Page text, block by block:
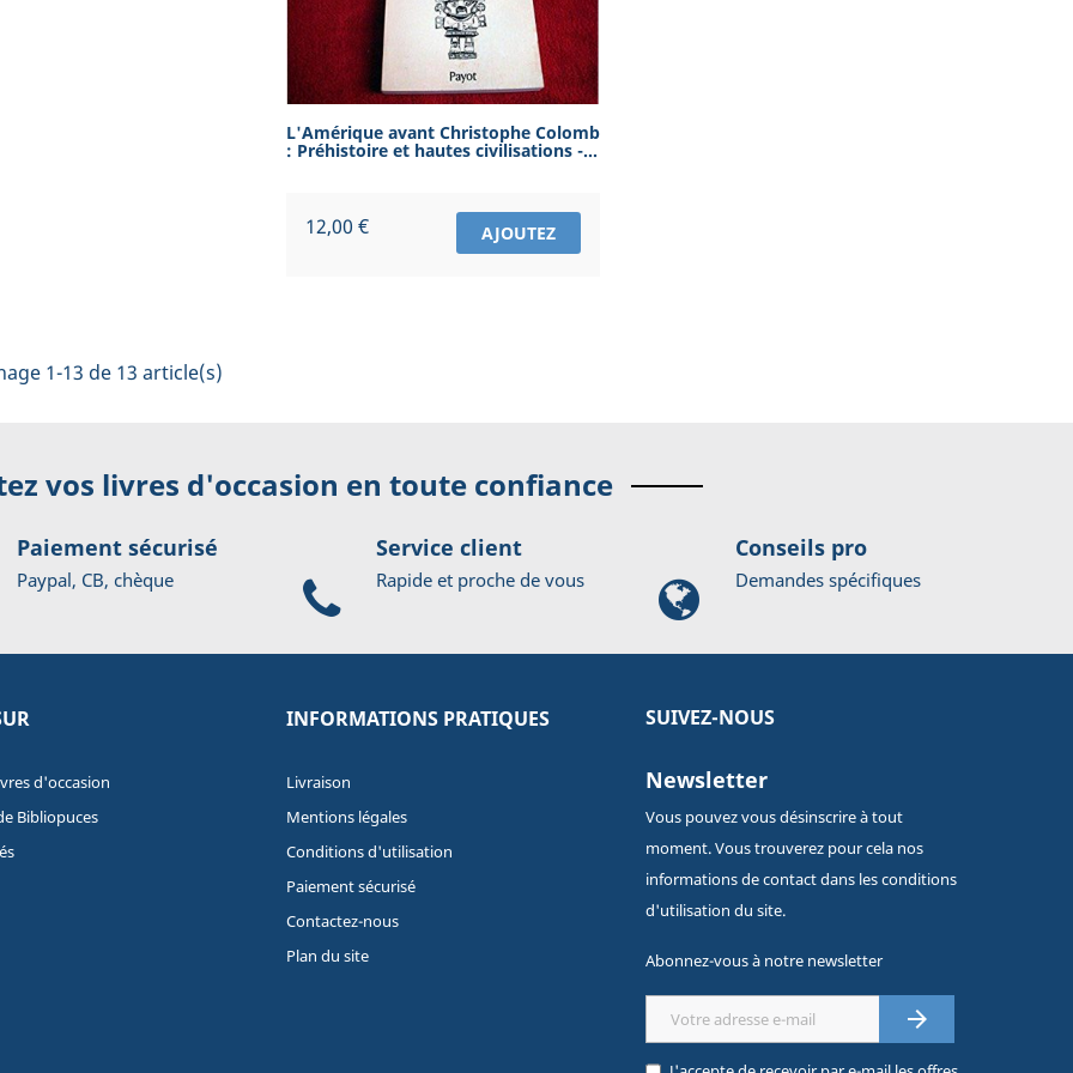
L'Amérique avant Christophe Colomb
: Préhistoire et hautes civilisations -...
Prix
12,00 € AJOUTEZ
1-13 de 13 article(s)
vos livres d'occasion en toute confiance
Paiement sécurisé
Paypal, CB, chèque
Service client
Rapide et proche de vous
Conseils pro
Demandes spécifiques
d'occasion
Bibliopuces
INFORMATIONS PRATIQUES
Livraison
Mentions légales
Conditions d'utilisation
Paiement sécurisé
Contactez-nous
Plan du site
SUIVEZ-NOUS
Newsletter
Vous pouvez vous désinscrire à tout
moment. Vous trouverez pour cela nos
informations de contact dans les conditions
d'utilisation du site.
Abonnez-vous à notre newsletter
